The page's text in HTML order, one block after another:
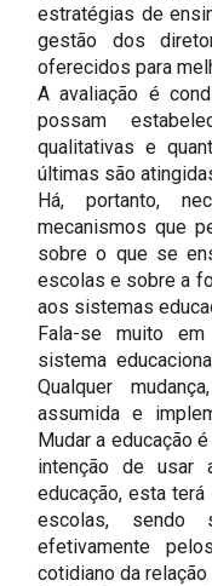
estratégias de
gestão dos
oferecidos para
A avaliação é
possam
qualitativas e
últimas são
Há, portanto,
mecanismos que
sobre o que se
escolas e sobre a
aos sistemas
Fala-se muito
sistema
Qualquer
assumida e
Mudar a educação
intenção de usar
educação, esta
escolas, sendo
efetivamente
cotidiano da